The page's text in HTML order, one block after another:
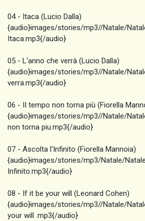
04 - Itaca (Lucio Dalla)
{audio}images/stories/mp3//Natale/
Itaca.mp3{/audio}
05 - L'anno che verrà (Lucio Dalla)
{audio}images/stories/mp3//Natale/
verra.mp3{/audio}
06 - II tempo non torna più (Fiorella
{audio}images/stories/mp3//Natale/
non torna piu.mp3{/audio}
07 - Ascolta l'Infinito (Fiorella Mannoia)
{audio}images/stories/mp3/Natale/
Infinito.mp3{/audio}
08 - If it be your will (Leonard Cohen)
{audio}images/stories/mp3//Natale/
your will .mp3{/audio}